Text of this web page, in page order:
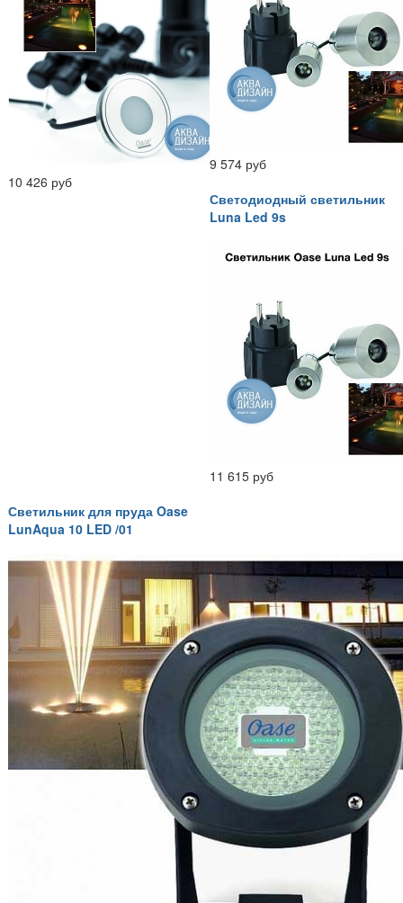
10 426 руб
9 574 руб
Светодиодный светильник
Luna Led 9s
11 615 руб
Светильник для пруда Oase
LunAqua 10 LED /01